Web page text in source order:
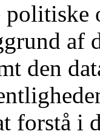
af
den
forstå i